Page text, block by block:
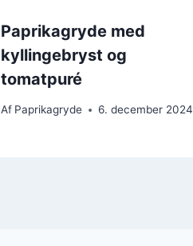
Paprikagryde med
kyllingebryst og
tomatpuré
Af Paprikagryde 6. december 2024